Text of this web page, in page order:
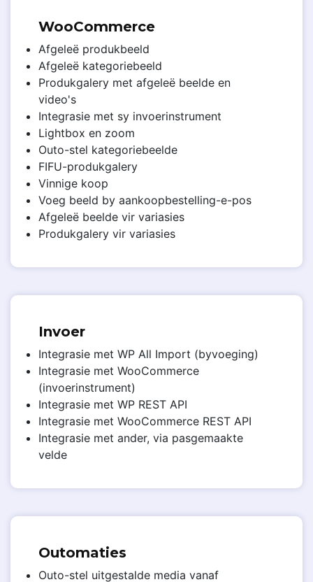
WooCommerce
Afgeleë produkbeeld
Afgeleë kategoriebeeld
Produkgalery met afgeleë beelde en
video's
Integrasie met sy invoerinstrument
Lightbox en zoom
Outo-stel kategoriebeelde
FIFU-produkgalery
Vinnige koop
Voeg beeld by aankoopbestelling-e-pos
Afgeleë beelde vir variasies
Produkgalery vir variasies
Invoer
Integrasie met WP All Import (byvoeging)
Integrasie met WooCommerce
(invoerinstrument)
Integrasie met WP REST API
Integrasie met WooCommerce REST API
Integrasie met ander, via pasgemaakte
velde
Outomaties
Outo-stel uitgestalde media vanaf